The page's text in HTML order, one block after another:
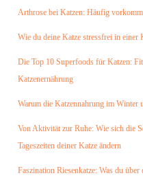
Kratzmöbel
Kratzpappe
Kratztonne
Kratztunnel
Regenschirme
Streuentsorgung
T-Shirts
Kausticks
Zahnpflege
Arthrose bei Katzen: Häufig
Wie du deine Katze stressfrei in einer
Die Top 10 Superfoods für Katzen:
Katzenernährung
Warum die Katzennahrung im Winter
Von Aktivität zur Ruhe: Wie sich die
Tageszeiten deiner Katze ändern
Faszination Riesenkatze: Was du